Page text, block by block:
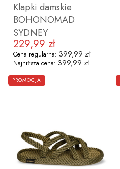
Klapki damskie
BOHONOMAD
SYDNEY
Cena promocyjna
229,99 zł
Cena regularna: 399,99 zł
Najniższa cena: 399,99 zł
ZOBACZ PRODUKT
36 37 38 39 40 41
PROMOCJA